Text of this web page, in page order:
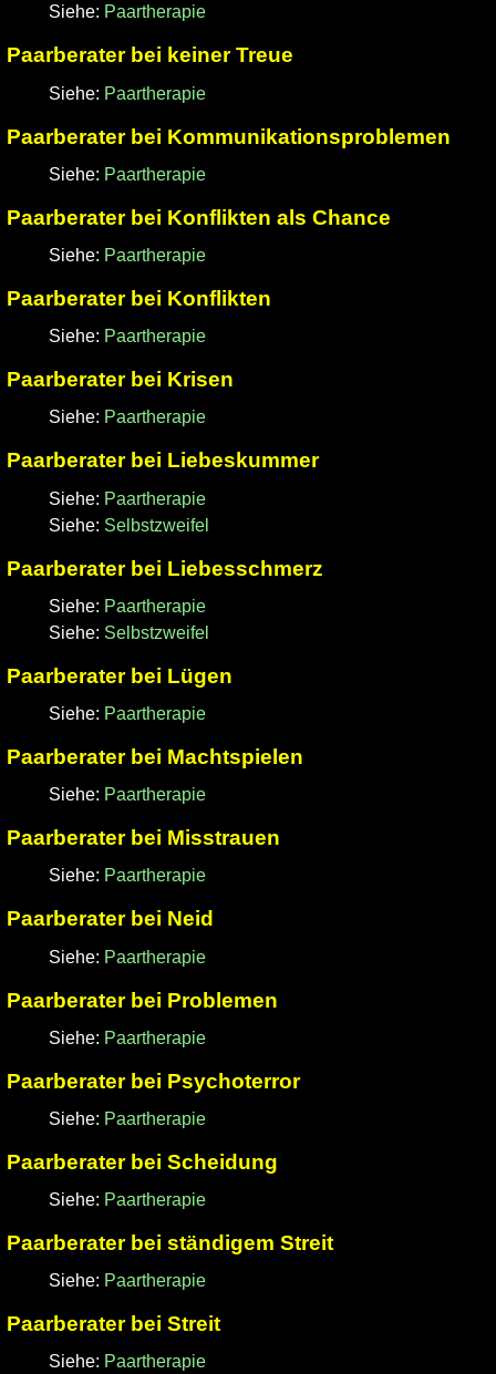
Siehe: Paartherapie
Paarberater bei keiner Treue
Siehe: Paartherapie
Paarberater bei Kommunikationsproblemen
Siehe: Paartherapie
Paarberater bei Konflikten als Chance
Siehe: Paartherapie
Paarberater bei Konflikten
Siehe: Paartherapie
Paarberater bei Krisen
Siehe: Paartherapie
Paarberater bei Liebeskummer
Siehe: Paartherapie
Siehe: Selbstzweifel
Paarberater bei Liebesschmerz
Siehe: Paartherapie
Siehe: Selbstzweifel
Paarberater bei Lügen
Siehe: Paartherapie
Paarberater bei Machtspielen
Siehe: Paartherapie
Paarberater bei Misstrauen
Siehe: Paartherapie
Paarberater bei Neid
Siehe: Paartherapie
Paarberater bei Problemen
Siehe: Paartherapie
Paarberater bei Psychoterror
Siehe: Paartherapie
Paarberater bei Scheidung
Siehe: Paartherapie
Paarberater bei ständigem Streit
Siehe: Paartherapie
Paarberater bei Streit
Siehe: Paartherapie